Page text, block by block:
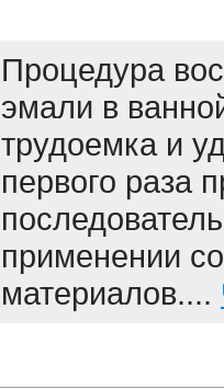
Процедура
эмали в
трудоемка и
первого раза
применении
материалов....